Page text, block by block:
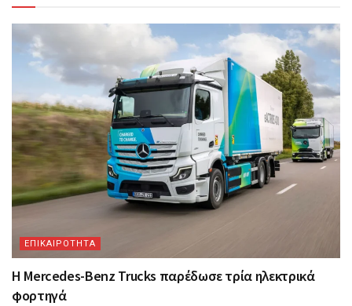
ΕΠΙΚΑΙΡΟΤΗΤΑ
Η Mercedes-Benz Trucks παρέδωσε τρία ηλεκτρικά
φορτηγά